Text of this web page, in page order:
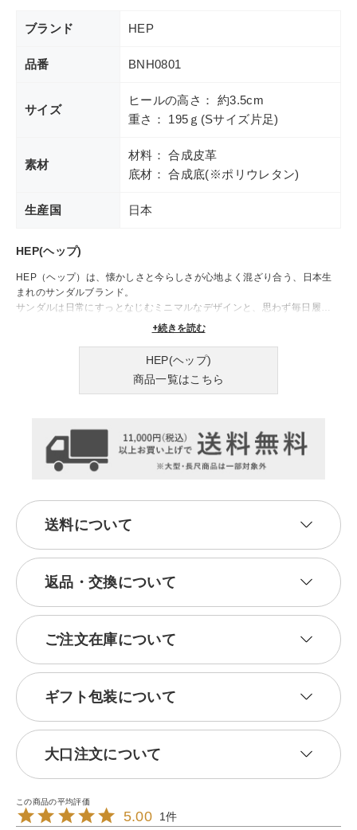
ブランド HEP
品番 BNH0801
サイズ
ヒールの高さ： 約3.5cm
重さ： 195ｇ(Sサイズ片足)
素材
材料： 合成皮革
底材： 合成底(※ポリウレタン)
生産国 日本
HEP(ヘップ)
HEP（ヘップ）は、懐かしさと今らしさが心地よく混ざり合う、日本生
まれのサンダルブランド。
サンダルは日常にすっとなじむミニマルなデザインと、思わず毎日履きた
くなるような軽やかさが魅力です。クラシカルな雰囲気を残しながら、現
て、しっかりフィットする快適な履き心地。シンプルながらも洗練された
フォルムと、選ぶのが楽しくなるような絶妙な色使いが、装いにさりげな
いアクセントを加えてくれます。肌にやさしい素材感と安定感のあるソー
プラスしてみませんか？
+続きを読む
HEP(ヘップ)
商品一覧はこちら
送料について
返品・交換について
ご注文在庫について
ギフト包装について
大口注文について
5.00 1